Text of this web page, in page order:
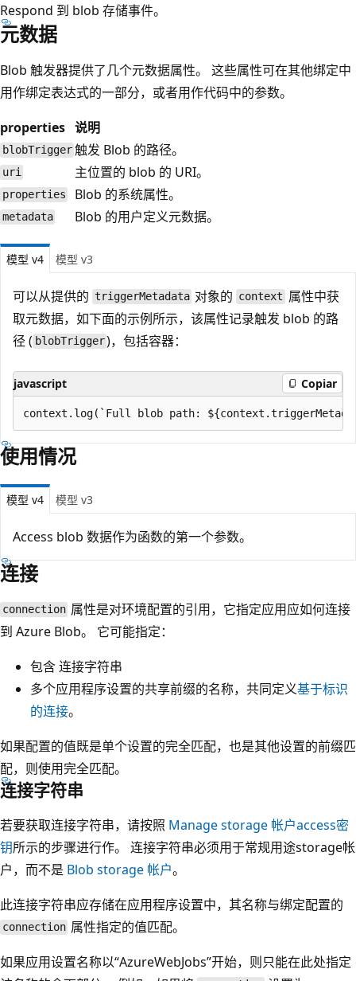
Respond 到 blob 存储事件。
元数据
Blob 触发器提供了几个元数据属性。 这些属性可在其他绑定中
用作绑定表达式的一部分，或者用作代码中的参数。
properties 说明
blobTrigger 触发 Blob 的路径。
uri 主位置的 blob 的 URI。
properties Blob 的系统属性。
metadata Blob 的用户定义元数据。
模型 v4 模型 v3
可以从提供的 triggerMetadata 对象的 context 属性中获
取元数据，如下面的示例所示，该属性记录触发 blob 的路
径 ( blobTrigger)，包括容器：
javascript Copiar
使用情况
模型 v4 模型 v3
Access blob 数据作为函数的第一个参数。
连接
connection 属性是对环境配置的引用，它指定应用应如何连接
到 Azure Blob。 它可能指定：
包含连接字符串
多个应用程序设置的共享前缀的名称，共同定义基于标识
的连接。
如果配置的值既是单个设置的完全匹配，也是其他设置的前缀匹
配，则使用完全匹配。
连接字符串
若要获取连接字符串，请按照 Manage storage 帐户access密
钥所示的步骤进行作。 连接字符串必须用于常规用途storage帐
户，而不是 Blob storage 帐户。
此连接字符串应存储在应用程序设置中，其名称与绑定配置的
connection 属性指定的值匹配。
如果应用设置名称以“AzureWebJobs”开始，则只能在此处指定